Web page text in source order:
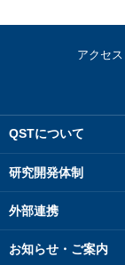
アクセス
QSTについて
研究開発体制
外部連携
お知らせ・ご案内